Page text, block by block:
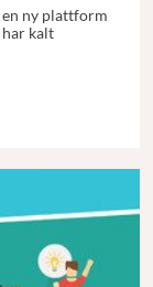
ny plattform
kalt